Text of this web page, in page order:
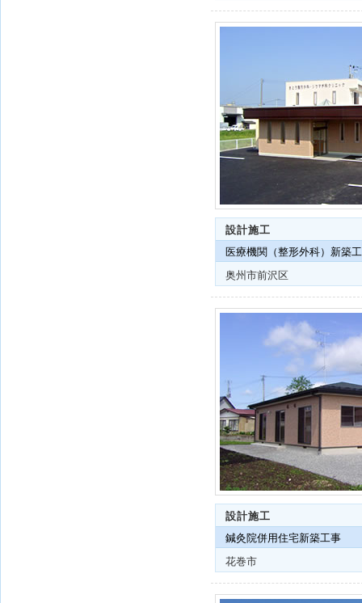
設計施工
医療機関（整形外科）新築
奥州市前沢区
設計施工
鍼灸院併用住宅新築工事
花巻市